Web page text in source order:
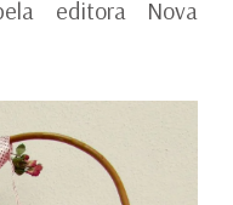
editora Nova